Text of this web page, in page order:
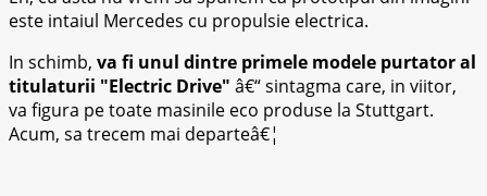
este intaiul Mercedes cu propulsie electrica.
In schimb, va fi unul dintre primele modele purtator al
titulaturii
Electric Drive â€“ sintagma care, in viitor,
va figura pe toate masinile eco produse la Stuttgart.
Acum, sa trecem mai departeâ€¦